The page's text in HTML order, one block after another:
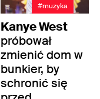
#muzyka
Kanye West
próbował
zmienić dom w
bunkier, by
schronić się